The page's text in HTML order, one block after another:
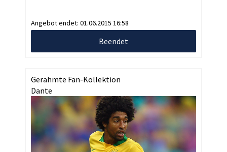
Angebot endet: 01.06.2015 16:58
Beendet
Gerahmte Fan-Kollektion
Dante